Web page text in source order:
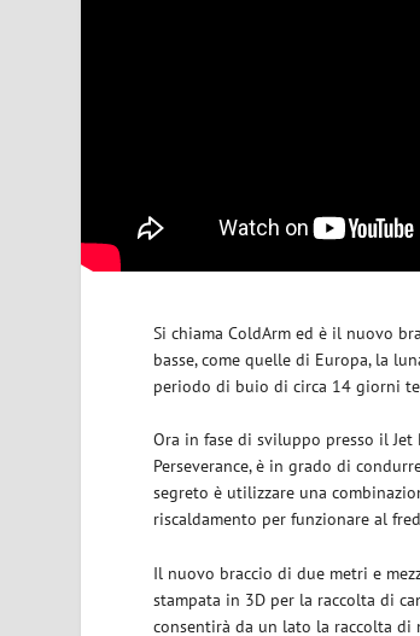
Si chiama ColdArm ed è il nuovo
basse, come quelle di Europa, la
periodo di buio di circa 14 giorni
Ora in fase di sviluppo presso il
Perseverance, è in grado di
segreto è utilizzare una
riscaldamento per funzionare al
Il nuovo braccio di due metri e
stampata in 3D per la raccolta di
consentirà da un lato la raccolta